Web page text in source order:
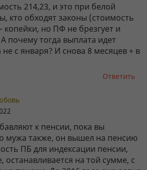
214,23, и это при белой
кто обходят законы (стоимость
но ПФ не брезгует и
почему тогда выплата идет
не с января? И снова 8 месяцев + в
Ответить
к пенсии, пока вы
мужа также, он вышел на пенсию
ПБ для индексации пенсии,
останавливается на той сумме, с